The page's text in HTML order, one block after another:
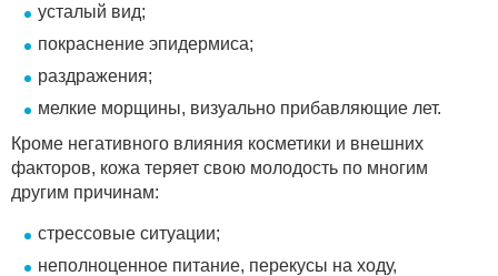
усталый вид;
покраснение эпидермиса;
раздражения;
мелкие морщины, визуально прибавляющие лет.
Кроме негативного влияния косметики и внешних
факторов, кожа теряет свою молодость по многим
другим причинам:
стрессовые ситуации;
неполноценное питание, перекусы на ходу,